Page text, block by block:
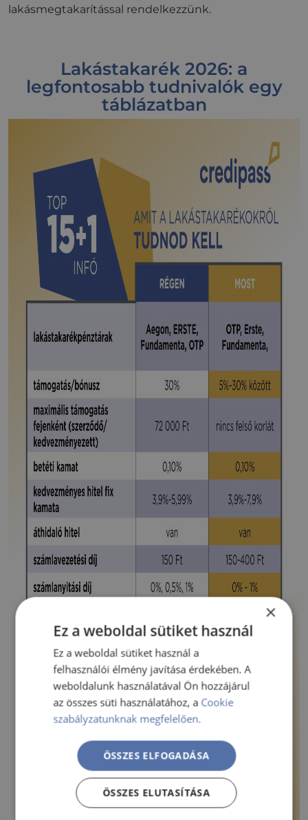
lakásmegtakarítással rendelkezzünk.
Lakástakarék 2026: a
legfontosabb tudnivalók egy
táblázatban
×
Ez a weboldal sütiket használ
Ez a weboldal sütiket használ a
felhasználói élmény javítása érdekében. A
weboldalunk használatával Ön hozzájárul
az összes süti használatához, a Cookie
szabályzatunknak megfelelően.
ÖSSZES ELFOGADÁSA
ÖSSZES ELUTASÍTÁSA